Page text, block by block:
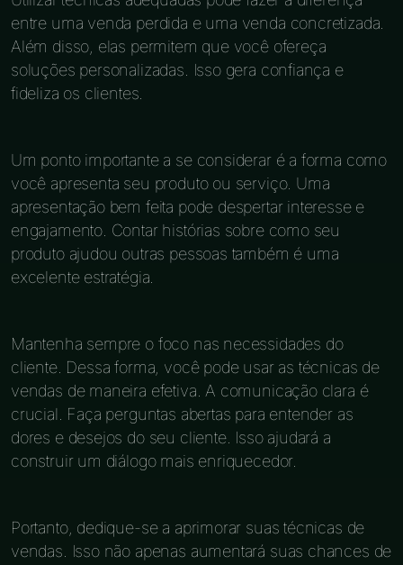
entre uma venda perdida e uma venda concretizada.
Além disso, elas permitem que você ofereça
soluções personalizadas. Isso gera confiança e
fideliza os clientes.
Um ponto importante a se considerar é a forma como
você apresenta seu produto ou serviço. Uma
apresentação bem feita pode despertar interesse e
engajamento. Contar histórias sobre como seu
produto ajudou outras pessoas também é uma
excelente estratégia.
Mantenha sempre o foco nas necessidades do
cliente. Dessa forma, você pode usar as técnicas de
vendas de maneira efetiva. A comunicação clara é
crucial. Faça perguntas abertas para entender as
dores e desejos do seu cliente. Isso ajudará a
construir um diálogo mais enriquecedor.
Portanto, dedique-se a aprimorar suas técnicas de
vendas. Isso não apenas aumentará suas chances de